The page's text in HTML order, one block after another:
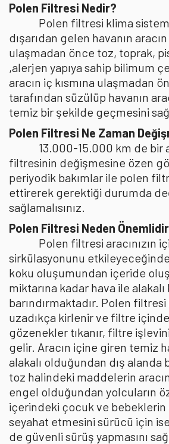
Polen Filtresi Nedir?
Polen filtresi klima
dışarıdan gelen havanın aracın
ulaşmadan önce toz, toprak,
,alerjen yapıya sahip bilimum
aracın iç kısmına ulaşmadan
tarafından süzülüp havanın
temiz bir şekilde geçmesini
Polen Filtresi Ne Zaman
13.000-15.000 km de bir
filtresinin değişmesine özen
periyodik bakımlar ile polen
ettirerek gerektiği durumda
sağlamalısınız.
Polen Filtresi Neden
Polen filtresi aracınızın
sirkülasyonunu
koku oluşumundan içeride
miktarına kadar hava ile
barındırmaktadır. Polen
uzadıkça kirlenir ve filtre
gözenekler tıkanır, filtre
gelir. Aracın içine giren temiz
alakalı olduğundan dış alanda
toz halindeki maddelerin
engel olduğundan yolcuların
içerindeki çocuk ve bebeklerin
seyahat etmesini sürücü için
de güvenli sürüş yapmasını